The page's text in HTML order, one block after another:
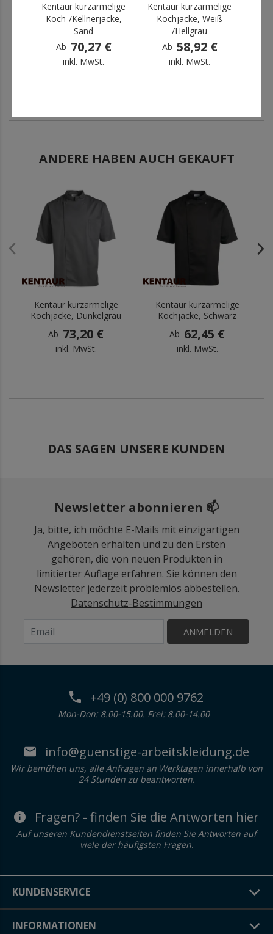
Kentaur kurzärmelige
Kochjacke, Schwarz
ANDERE HABEN AUCH GEKAUFT
Kentaur kurzärmelige
Kochjacke, Dunkelgrau
Ab 73,20 €
inkl. MwSt.
Kentaur kurzärmelige
Kochjacke, Schwarz
Ab 62,45 €
inkl. MwSt.
Kentaur kurzärmelige
Koch-/Kellnerjacke,
Sand
Ab 70,27 €
inkl. MwSt.
Kentaur kurzärmelige
Kochjacke, Weiß
/Hellgrau
Ab 58,92 €
inkl. MwSt.
DAS SAGEN UNSERE KUNDEN
Newsletter abonnieren 📫
Ja, bitte, ich möchte E-Mails mit einzigartigen
Angeboten erhalten und zu den Ersten
gehören, die von neuen Produkten in
limitierter Auflage erfahren. Sie können den
Newsletter jederzeit problemlos abbestellen.
Datenschutz-Bestimmungen
ANMELDEN
+49 (0) 800 000 9762
Mon-Don: 8.00-15.00. Frei: 8.00-14.00
info@guenstige-arbeitskleidung.de
Wir bemühen uns, alle Anfragen an Werktagen innerhalb von
24 Stunden zu beantworten.
Fragen? - finden Sie die Antworten hier
Auf unseren Kundendienstseiten finden Sie Antworten auf
viele der häufigsten Fragen.
KUNDENSERVICE
INFORMATIONEN